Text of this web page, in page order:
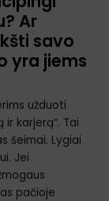
Ar
savo
yra jiems
užduoti
karjerą“. Tai
šeimai. Lygiai
Jei
pačioje